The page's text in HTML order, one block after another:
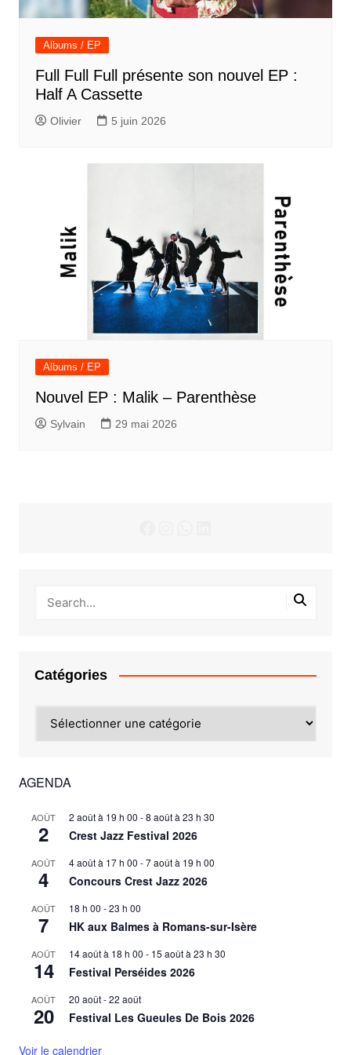
Albums / EP
Full Full Full présente son nouvel EP :
Half A Cassette
Olivier 5 juin 2026
Albums / EP
Nouvel EP : Malik – Parenthèse
Sylvain 29 mai 2026
Catégories
AGENDA
AOÛT
2
2 août à 19 h 00 -8 août à 23 h 30
Crest Jazz Festival 2026
AOÛT
4
4 août à 17 h 00 -7 août à 19 h 00
Concours Crest Jazz 2026
AOÛT
7
18 h 00 -23 h 00
HK aux Balmes à Romans-sur-Isère
AOÛT
14
14 août à 18 h 00 - 15 août à 23 h 30
Festival Perséides 2026
AOÛT
20
20 août-22 août
Festival Les Gueules De Bois 2026
Voir le calendrier